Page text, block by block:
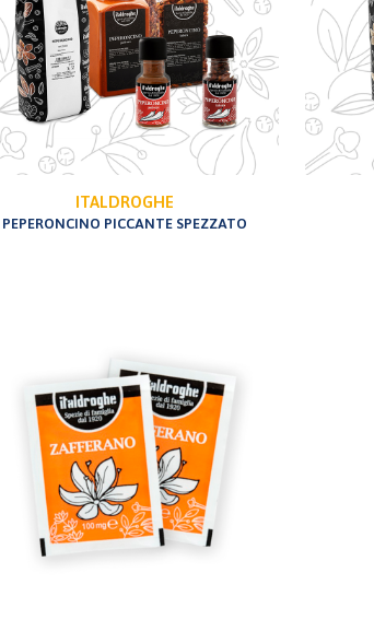
ITALDROGHE
PEPERONCINO PICCANTE SPEZZATO